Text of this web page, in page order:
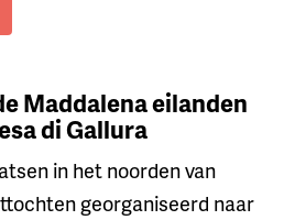
Maddalena eilanden
di Gallura
in het noorden van
georganiseerd naar